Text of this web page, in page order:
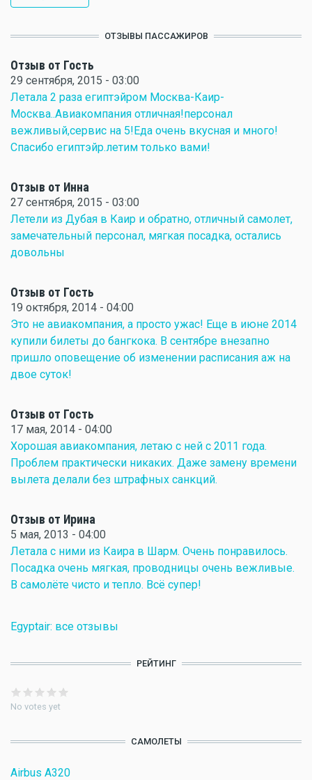
ОТЗЫВЫ ПАССАЖИРОВ
Отзыв от Гость
29 сентября, 2015 - 03:00
Летала 2 раза египтэйром Москва-Каир-
Москва..Авиакомпания отличная!персонал
вежливый,сервис на 5!Еда очень вкусная и много!
Спасибо египтэйр.летим только вами!
Отзыв от Инна
27 сентября, 2015 - 03:00
Летели из Дубая в Каир и обратно, отличный самолет,
замечательный персонал, мягкая посадка, остались
довольны
Отзыв от Гость
19 октября, 2014 - 04:00
Это не авиакомпания, а просто ужас! Еще в июне 2014
купили билеты до бангкока. В сентябре внезапно
пришло оповещение об изменении расписания аж на
двое суток!
Отзыв от Гость
17 мая, 2014 - 04:00
Хорошая авиакомпания, летаю с ней с 2011 года.
Проблем практически никаких. Даже замену времени
вылета делали без штрафных санкций.
Отзыв от Ирина
5 мая, 2013 - 04:00
Летала с ними из Каира в Шарм. Очень понравилось.
Посадка очень мягкая, проводницы очень вежливые.
В самолёте чисто и тепло. Всё супер!
Egyptair: все отзывы
РЕЙТИНГ
No votes yet
САМОЛЕТЫ
Airbus A320